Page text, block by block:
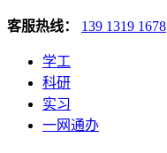
客服热线： 139 1319 1678
学工
科研
实习
一网通办